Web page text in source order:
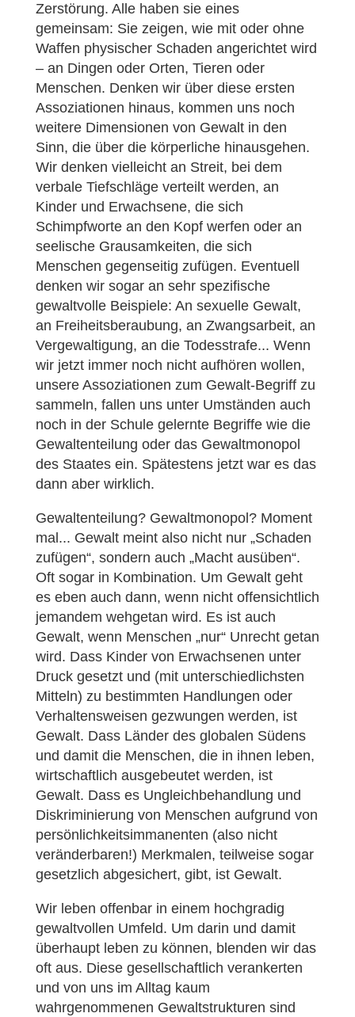
Zerstörung. Alle haben sie eines
gemeinsam: Sie zeigen, wie mit oder ohne
Waffen physischer Schaden angerichtet wird
– an Dingen oder Orten, Tieren oder
Menschen. Denken wir über diese ersten
Assoziationen hinaus, kommen uns noch
weitere Dimensionen von Gewalt in den
Sinn, die über die körperliche hinausgehen.
Wir denken vielleicht an Streit, bei dem
verbale Tiefschläge verteilt werden, an
Kinder und Erwachsene, die sich
Schimpfworte an den Kopf werfen oder an
seelische Grausamkeiten, die sich
Menschen gegenseitig zufügen. Eventuell
denken wir sogar an sehr spezifische
gewaltvolle Beispiele: An sexuelle Gewalt,
an Freiheitsberaubung, an Zwangsarbeit, an
Vergewaltigung, an die Todesstrafe... Wenn
wir jetzt immer noch nicht aufhören wollen,
unsere Assoziationen zum Gewalt-Begriff zu
sammeln, fallen uns unter Umständen auch
noch in der Schule gelernte Begriffe wie die
Gewaltenteilung oder das Gewaltmonopol
des Staates ein. Spätestens jetzt war es das
dann aber wirklich.
Gewaltenteilung? Gewaltmonopol? Moment
mal... Gewalt meint also nicht nur „Schaden
zufügen“, sondern auch „Macht ausüben“.
Oft sogar in Kombination. Um Gewalt geht
es eben auch dann, wenn nicht offensichtlich
jemandem wehgetan wird. Es ist auch
Gewalt, wenn Menschen „nur“ Unrecht getan
wird. Dass Kinder von Erwachsenen unter
Druck gesetzt und (mit unterschiedlichsten
Mitteln) zu bestimmten Handlungen oder
Verhaltensweisen gezwungen werden, ist
Gewalt. Dass Länder des globalen Südens
und damit die Menschen, die in ihnen leben,
wirtschaftlich ausgebeutet werden, ist
Gewalt. Dass es Ungleichbehandlung und
Diskriminierung von Menschen aufgrund von
persönlichkeitsimmanenten (also nicht
veränderbaren!) Merkmalen, teilweise sogar
gesetzlich abgesichert, gibt, ist Gewalt.
Wir leben offenbar in einem hochgradig
gewaltvollen Umfeld. Um darin und damit
überhaupt leben zu können, blenden wir das
oft aus. Diese gesellschaftlich verankerten
und von uns im Alltag kaum
wahrgenommenen Gewaltstrukturen sind